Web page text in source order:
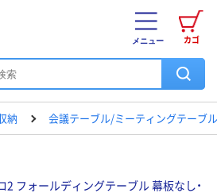
カゴ
メニュー
納 会議テーブル/ミーティングテーブル
2 フォールディングテーブル 幕板なし・